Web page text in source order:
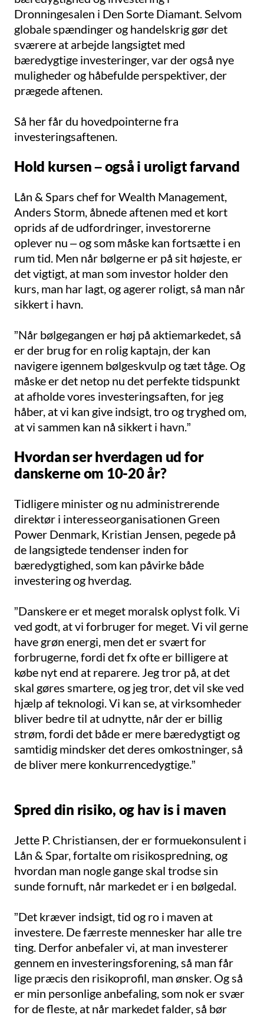
Dronningesalen i Den Sorte Diamant. Selvom
globale spændinger og handelskrig gør det
sværere at arbejde langsigtet med
bæredygtige investeringer, var der også nye
muligheder og håbefulde perspektiver, der
prægede aftenen.
Så her får du hovedpointerne fra
investeringsaftenen.
Hold kursen – også i uroligt farvand
Lån & Spars chef for Wealth Management,
Anders Storm, åbnede aftenen med et kort
oprids af de udfordringer, investorerne
oplever nu – og som måske kan fortsætte i en
rum tid. Men når bølgerne er på sit højeste, er
det vigtigt, at man som investor holder den
kurs, man har lagt, og agerer roligt, så man når
sikkert i havn.
”Når bølgegangen er høj på aktiemarkedet, så
er der brug for en rolig kaptajn, der kan
navigere igennem bølgeskvulp og tæt tåge. Og
måske er det netop nu det perfekte tidspunkt
at afholde vores investeringsaften, for jeg
håber, at vi kan give indsigt, tro og tryghed om,
at vi sammen kan nå sikkert i havn.”
Hvordan ser hverdagen ud for
danskerne om 10-20 år?
Tidligere minister og nu administrerende
direktør i interesseorganisationen Green
Power Denmark, Kristian Jensen, pegede på
de langsigtede tendenser inden for
bæredygtighed, som kan påvirke både
investering og hverdag.
”Danskere er et meget moralsk oplyst folk. Vi
ved godt, at vi forbruger for meget. Vi vil gerne
have grøn energi, men det er svært for
forbrugerne, fordi det fx ofte er billigere at
købe nyt end at reparere. Jeg tror på, at det
skal gøres smartere, og jeg tror, det vil ske ved
hjælp af teknologi. Vi kan se, at virksomheder
bliver bedre til at udnytte, når der er billig
strøm, fordi det både er mere bæredygtigt og
samtidig mindsker det deres omkostninger, så
de bliver mere konkurrencedygtige.”
Spred din risiko, og hav is i maven
Jette P. Christiansen, der er formuekonsulent i
Lån & Spar, fortalte om risikospredning, og
hvordan man nogle gange skal trodse sin
sunde fornuft, når markedet er i en bølgedal.
”Det kræver indsigt, tid og ro i maven at
investere. De færreste mennesker har alle tre
ting. Derfor anbefaler vi, at man investerer
gennem en investeringsforening, så man får
lige præcis den risikoprofil, man ønsker. Og så
er min personlige anbefaling, som nok er svær
for de fleste, at når markedet falder, så bør